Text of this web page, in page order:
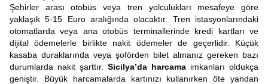
Şehirler arası otobüs veya tren yolculukları mesafeye göre
yaklaşık 5-15 Euro aralığında olacaktır. Tren istasyonlarındaki
otomatlarda veya ana otobüs terminallerinde kredi kartları ve
dijital ödemelerle birlikte nakit ödemeler de geçerlidir. Küçük
kasaba duraklarında veya şoförden bilet almanız gereken bazı
durumlarda nakit şarttır. Sicilya’da harcama imkanları oldukça
geniştir. Büyük harcamalarda kartınızı kullanırken öte yandan